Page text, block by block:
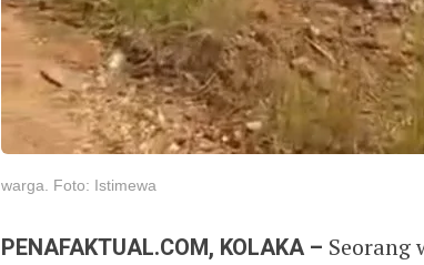
warga. Foto: Istimewa
PENAFAKTUAL.COM, KOLAKA – Seorang